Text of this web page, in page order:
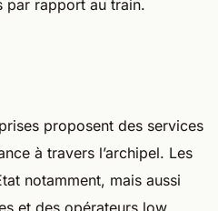
par rapport au train.
proposent des services
à travers l’archipel. Les
notamment, mais aussi